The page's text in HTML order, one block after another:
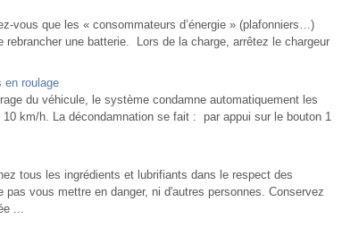
vous que les « consommateurs d’énergie » (plafonniers…)
rebrancher une batterie. Lors de la charge, arrêtez le chargeur
en roulage
du véhicule, le système condamne automatiquement les
km/h. La décondamnation se fait : par appui sur le bouton 1
tous les ingrédients et lubrifiants dans le respect des
vous mettre en danger, ni d'autres personnes. Conservez
...